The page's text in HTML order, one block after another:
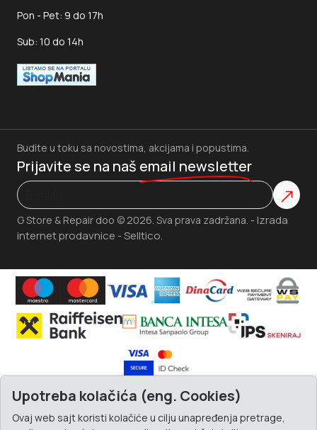
Pon - Pet: 9 do 17h
Sub: 10 do 14h
G Store & Repair doo © 2026. Sva prava zadržana. - Izrada
internet prodavnice - Selltico.
Budite u toku sa novostima, akcijama i popustima.
Prijavite se na naš email newsletter
Upotreba kolačića (eng. Cookies)
Ovaj web sajt koristi kolačiće u cilju unapređenja pretrage,